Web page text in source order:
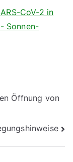
CoV-2 in
Sonnen-
Öffnung von